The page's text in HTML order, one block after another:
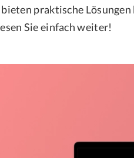
praktische
Sie einfach weiter!